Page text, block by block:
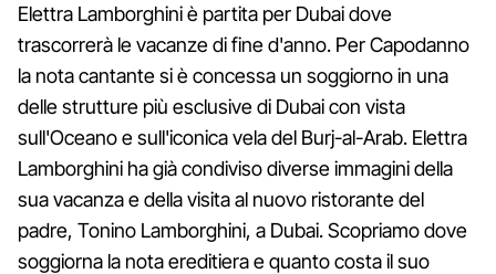
Elettra Lamborghini è partita per Dubai dove
trascorrerà le vacanze di fine d'anno. Per Capodanno
la nota cantante si è concessa un soggiorno in una
delle strutture più esclusive di Dubai con vista
sull'Oceano e sull'iconica vela del Burj-al-Arab. Elettra
Lamborghini ha già condiviso diverse immagini della
sua vacanza e della visita al nuovo ristorante del
padre, Tonino Lamborghini, a Dubai. Scopriamo dove
soggiorna la nota ereditiera e quanto costa il suo